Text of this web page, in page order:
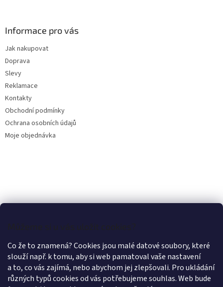
Můžeme si u vás uložit cookies?
Co že to znamená? Cookies jsou malé datové soubory, které
slouží např. k tomu, aby si web pamatoval vaše nastavení
a to, co vás zajímá, nebo abychom jej zlepšovali. Pro ukládání
různých typů cookies od vás potřebujeme souhlas. Web bude
Informace pro vás
Jak nakupovat
Doprava
Slevy
Reklamace
Kontakty
Obchodní podmínky
Ochrana osobních údajů
Moje objednávka